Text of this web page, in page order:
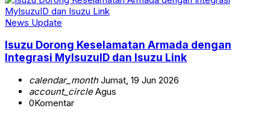
News Update
Isuzu Dorong Keselamatan Armada dengan
Integrasi MyIsuzuID dan Isuzu Link
calendar_monthJumat, 19 Jun 2026
account_circleAgus
0Komentar